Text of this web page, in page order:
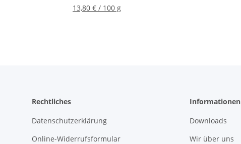
Mischdüsen
13,80 € / 100 g
Rechtliches
Datenschutzerklärung
Online-Widerrufsformular
Informationen
Downloads
Wir über uns